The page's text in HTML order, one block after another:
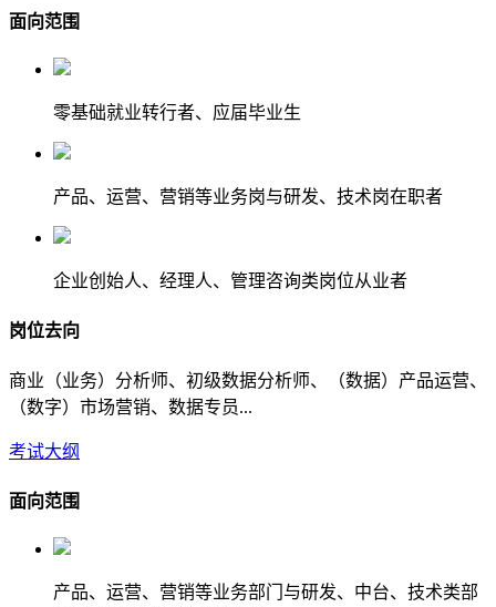
面向范围
零基础就业转行者、应届毕业生
产品、运营、营销等业务岗与研发、技术岗在职者
企业创始人、经理人、管理咨询类岗位从业者
岗位去向
商业（业务）分析师、初级数据分析师、（数据）产品运营、
（数字）市场营销、数据专员...
考试大纲
面向范围
产品、运营、营销等业务部门与研发、中台、技术类部